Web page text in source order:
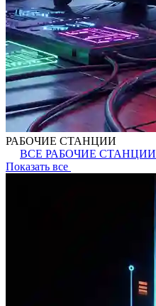
РАБОЧИЕ СТАНЦИИ
ВСЕ РАБОЧИЕ СТАНЦИИ
Показать все